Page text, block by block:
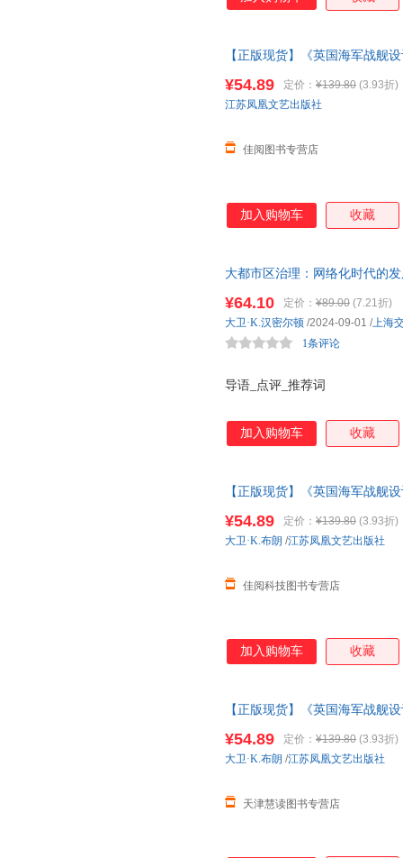
【正版现货】《英国海军战舰
¥54.89 定价： ¥139.80 (3.93折)
佳阅图书专营店
江苏凤凰文艺出版社
加入购物车 收藏
大都市区治理：网络化时代的
导语_点评_推荐词
¥64.10 定价： ¥89.00 (7.21折)
1条评论
大卫·K.汉密尔顿 /2024-09-01 /上海
加入购物车 收藏
【正版现货】《英国海军战舰
¥54.89 定价： ¥139.80 (3.93折)
佳阅科技图书专营店
大卫·K.布朗 /江苏凤凰文艺出版社
加入购物车 收藏
【正版现货】《英国海军战舰
¥54.89 定价： ¥139.80 (3.93折)
天津慧读图书专营店
大卫·K.布朗 /江苏凤凰文艺出版社